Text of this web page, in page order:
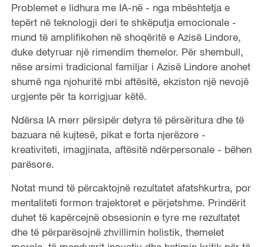
Problemet e lidhura me IA-në - nga mbështetja e
tepërt në teknologji deri te shkëputja emocionale -
mund të amplifikohen në shoqëritë e Azisë Lindore,
duke detyruar një rimendim themelor. Për shembull,
nëse arsimi tradicional familjar i Azisë Lindore anohet
shumë nga njohuritë mbi aftësitë, ekziston një nevojë
urgjente për ta korrigjuar këtë.
Ndërsa IA merr përsipër detyra të përsëritura dhe të
bazuara në kujtesë, pikat e forta njerëzore -
kreativiteti, imagjinata, aftësitë ndërpersonale - bëhen
parësore.
Notat mund të përcaktojnë rezultatet afatshkurtra, por
mentaliteti formon trajektoret e përjetshme. Prindërit
duhet të kapërcejnë obsesionin e tyre me rezultatet
dhe të përparësojnë zhvillimin holistik, themelet